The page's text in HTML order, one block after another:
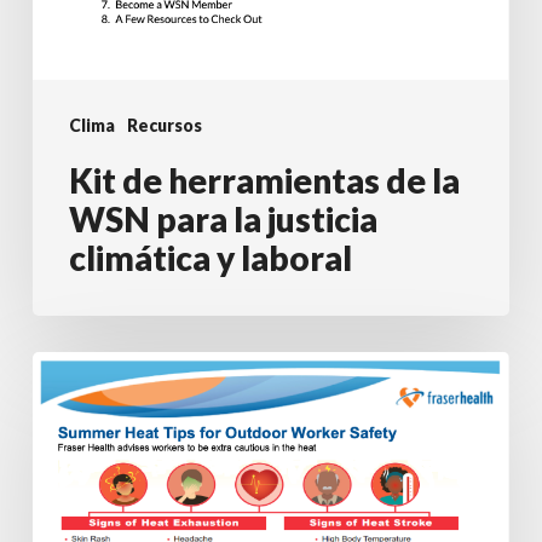
Clima Recursos
Kit de herramientas de la
WSN para la justicia
climática y laboral
Consejos
sobre
del